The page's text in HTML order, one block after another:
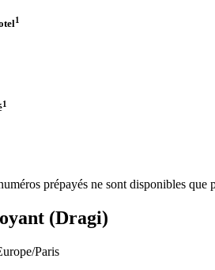
1
1
prépayés ne sont disponibles
(Dragi)
Paris